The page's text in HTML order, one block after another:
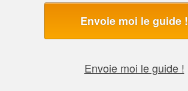
Envoie moi le guide !
Envoie moi le guide !